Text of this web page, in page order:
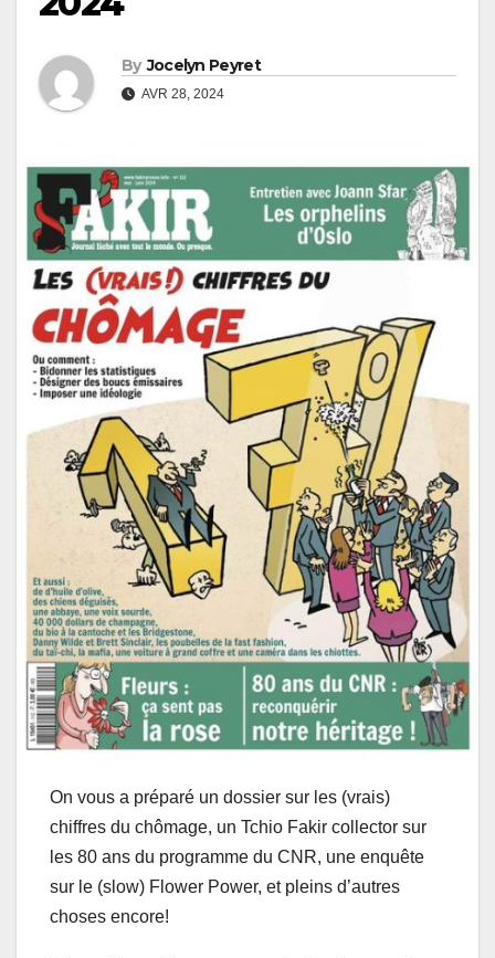
By Jocelyn Peyret
AVR 28, 2024
On vous a préparé un dossier sur les (vrais)
chiffres du chômage, un Tchio Fakir collector sur
les 80 ans du programme du CNR, une enquête
sur le (slow) Flower Power, et pleins d’autres
choses encore!